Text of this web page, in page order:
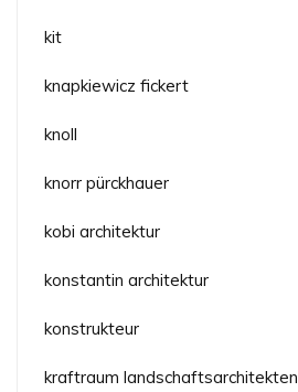
kit
knapkiewicz fickert
knoll
knorr pürckhauer
kobi architektur
konstantin architektur
konstrukteur
kraftraum landschaftsarchitekten